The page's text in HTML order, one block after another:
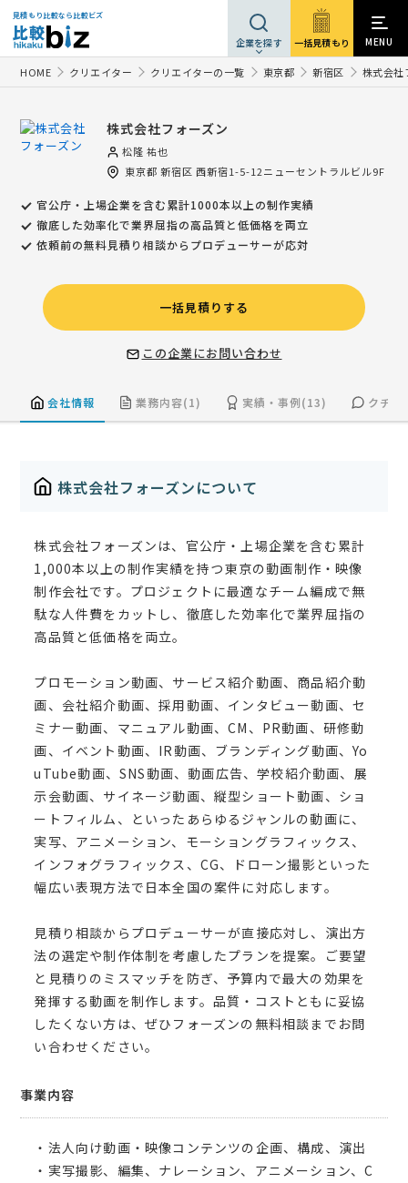
見積もり比較なら比較ビズ
企業を探す 一括見積もり MENU
HOME クリエイター クリエイターの一覧 東京都 新宿区 株式会社
株式会社フォーズン
松隆 祐也
東京都 新宿区 西新宿1-5-12ニューセントラルビル9F
官公庁・上場企業を含む累計1000本以上の制作実績
徹底した効率化で業界屈指の高品質と低価格を両立
依頼前の無料見積り相談からプロデューサーが応対
一括見積りする
この企業にお問い合わせ
会社情報 業務内容(1) 実績・事例(13) クチ
株式会社フォーズンについて
株式会社フォーズンは、官公庁・上場企業を含む累計
1,000本以上の制作実績を持つ東京の動画制作・映像
制作会社です。プロジェクトに最適なチーム編成で無
駄な人件費をカットし、徹底した効率化で業界屈指の
高品質と低価格を両立。
プロモーション動画、サービス紹介動画、商品紹介動
画、会社紹介動画、採用動画、インタビュー動画、セ
ミナー動画、マニュアル動画、CM、PR動画、研修動
画、イベント動画、IR動画、ブランディング動画、Yo
uTube動画、SNS動画、動画広告、学校紹介動画、展
示会動画、サイネージ動画、縦型ショート動画、ショ
ートフィルム、といったあらゆるジャンルの動画に、
実写、アニメーション、モーショングラフィックス、
インフォグラフィックス、CG、ドローン撮影といった
幅広い表現方法で日本全国の案件に対応します。
見積り相談からプロデューサーが直接応対し、演出方
法の選定や制作体制を考慮したプランを提案。ご要望
と見積りのミスマッチを防ぎ、予算内で最大の効果を
発揮する動画を制作します。品質・コストともに妥協
したくない方は、ぜひフォーズンの無料相談までお問
い合わせください。
事業内容
・法人向け動画・映像コンテンツの企画、構成、演出
・実写撮影、編集、ナレーション、アニメーション、C